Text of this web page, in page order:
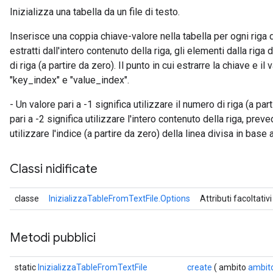
Inizializza una tabella da un file di testo.
Inserisce una coppia chiave-valore nella tabella per ogni riga
estratti dall'intero contenuto della riga, gli elementi dalla riga
di riga (a partire da zero). Il punto in cui estrarre la chiave e il
"key_index" e "value_index".
- Un valore pari a -1 significa utilizzare il numero di riga (a
pari a -2 significa utilizzare l'intero contenuto della riga,
utilizzare l'indice (a partire da zero) della linea divisa in base
Classi nidificate
classe InizializzaTableFromTextFile.Options Attributi
Metodi pubblici
static InizializzaTableFromTextFile create ( ambito